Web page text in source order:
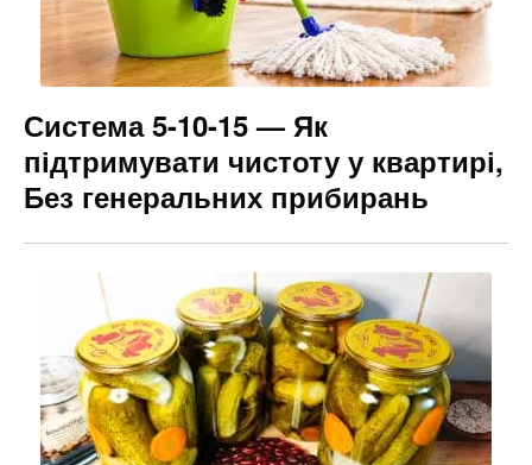
Система 5-10-15 — Як
підтримувати чистоту у квартирі,
Без генеральних прибирань